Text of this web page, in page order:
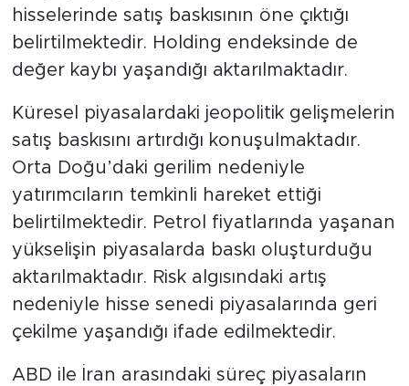
hisselerinde satış baskısının öne çıktığı
belirtilmektedir. Holding endeksinde de
değer kaybı yaşandığı aktarılmaktadır.
Küresel piyasalardaki jeopolitik gelişmelerin
satış baskısını artırdığı konuşulmaktadır.
Orta Doğu’daki gerilim nedeniyle
yatırımcıların temkinli hareket ettiği
belirtilmektedir. Petrol fiyatlarında yaşanan
yükselişin piyasalarda baskı oluşturduğu
aktarılmaktadır. Risk algısındaki artış
nedeniyle hisse senedi piyasalarında geri
çekilme yaşandığı ifade edilmektedir.
ABD ile İran arasındaki süreç piyasaların